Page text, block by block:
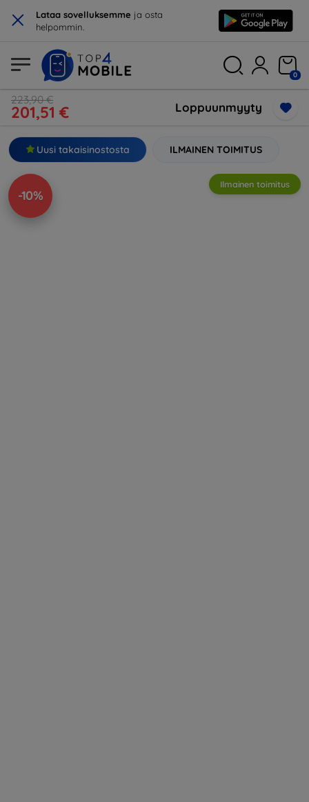
× Lataa sovelluksemme ja osta
helpommin.
0
223,90 €
201,51 € Loppuunmyyty
Uusi takaisinostosta ILMAINEN TOIMITUS
-10%
Ilmainen toimitus